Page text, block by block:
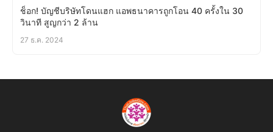
ช็อก! บัญชีบริษัทโดนแฮก แอพธนาคารถูกโอน 40 ครั้งใน 30
วินาที สูญกว่า 2 ล้าน
27 ธ.ค. 2024